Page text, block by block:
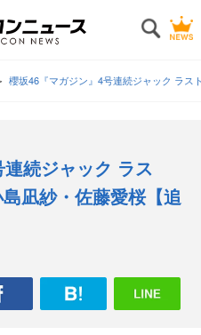
櫻坂46『マガジン』4号連続ジャック ラス
続ジャック ラス
凪紗・佐藤愛桜【追